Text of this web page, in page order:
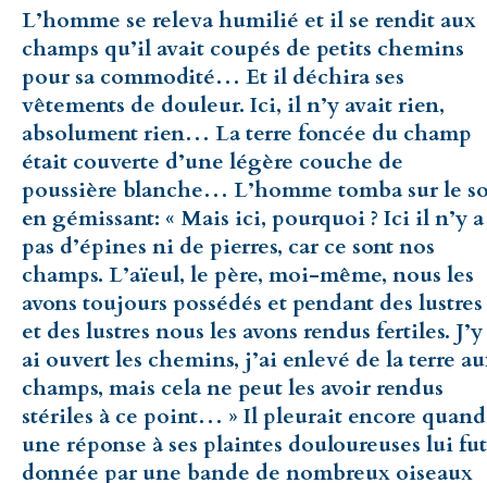
L’homme se releva humilié et il se rendit aux
champs qu’il avait coupés de petits chemins
pour sa commodité… Et il déchira ses
vêtements de douleur. Ici, il n’y avait rien,
absolument rien… La terre foncée du champ
était couverte d’une légère couche de
poussière blanche… L’homme tomba sur le
en gémissant: « Mais ici, pourquoi ? Ici il n’y a
pas d’épines ni de pierres, car ce sont nos
champs. L’aïeul, le père, moi-même, nous les
avons toujours possédés et pendant des lustres
et des lustres nous les avons rendus fertiles. J’y
ai ouvert les chemins, j’ai enlevé de la terre
champs, mais cela ne peut les avoir rendus
stériles à ce point… » Il pleurait encore quand
une réponse à ses plaintes douloureuses lui fut
donnée par une bande de nombreux oiseaux